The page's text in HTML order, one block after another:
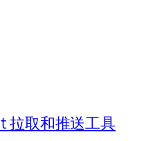
拉取和推送工具